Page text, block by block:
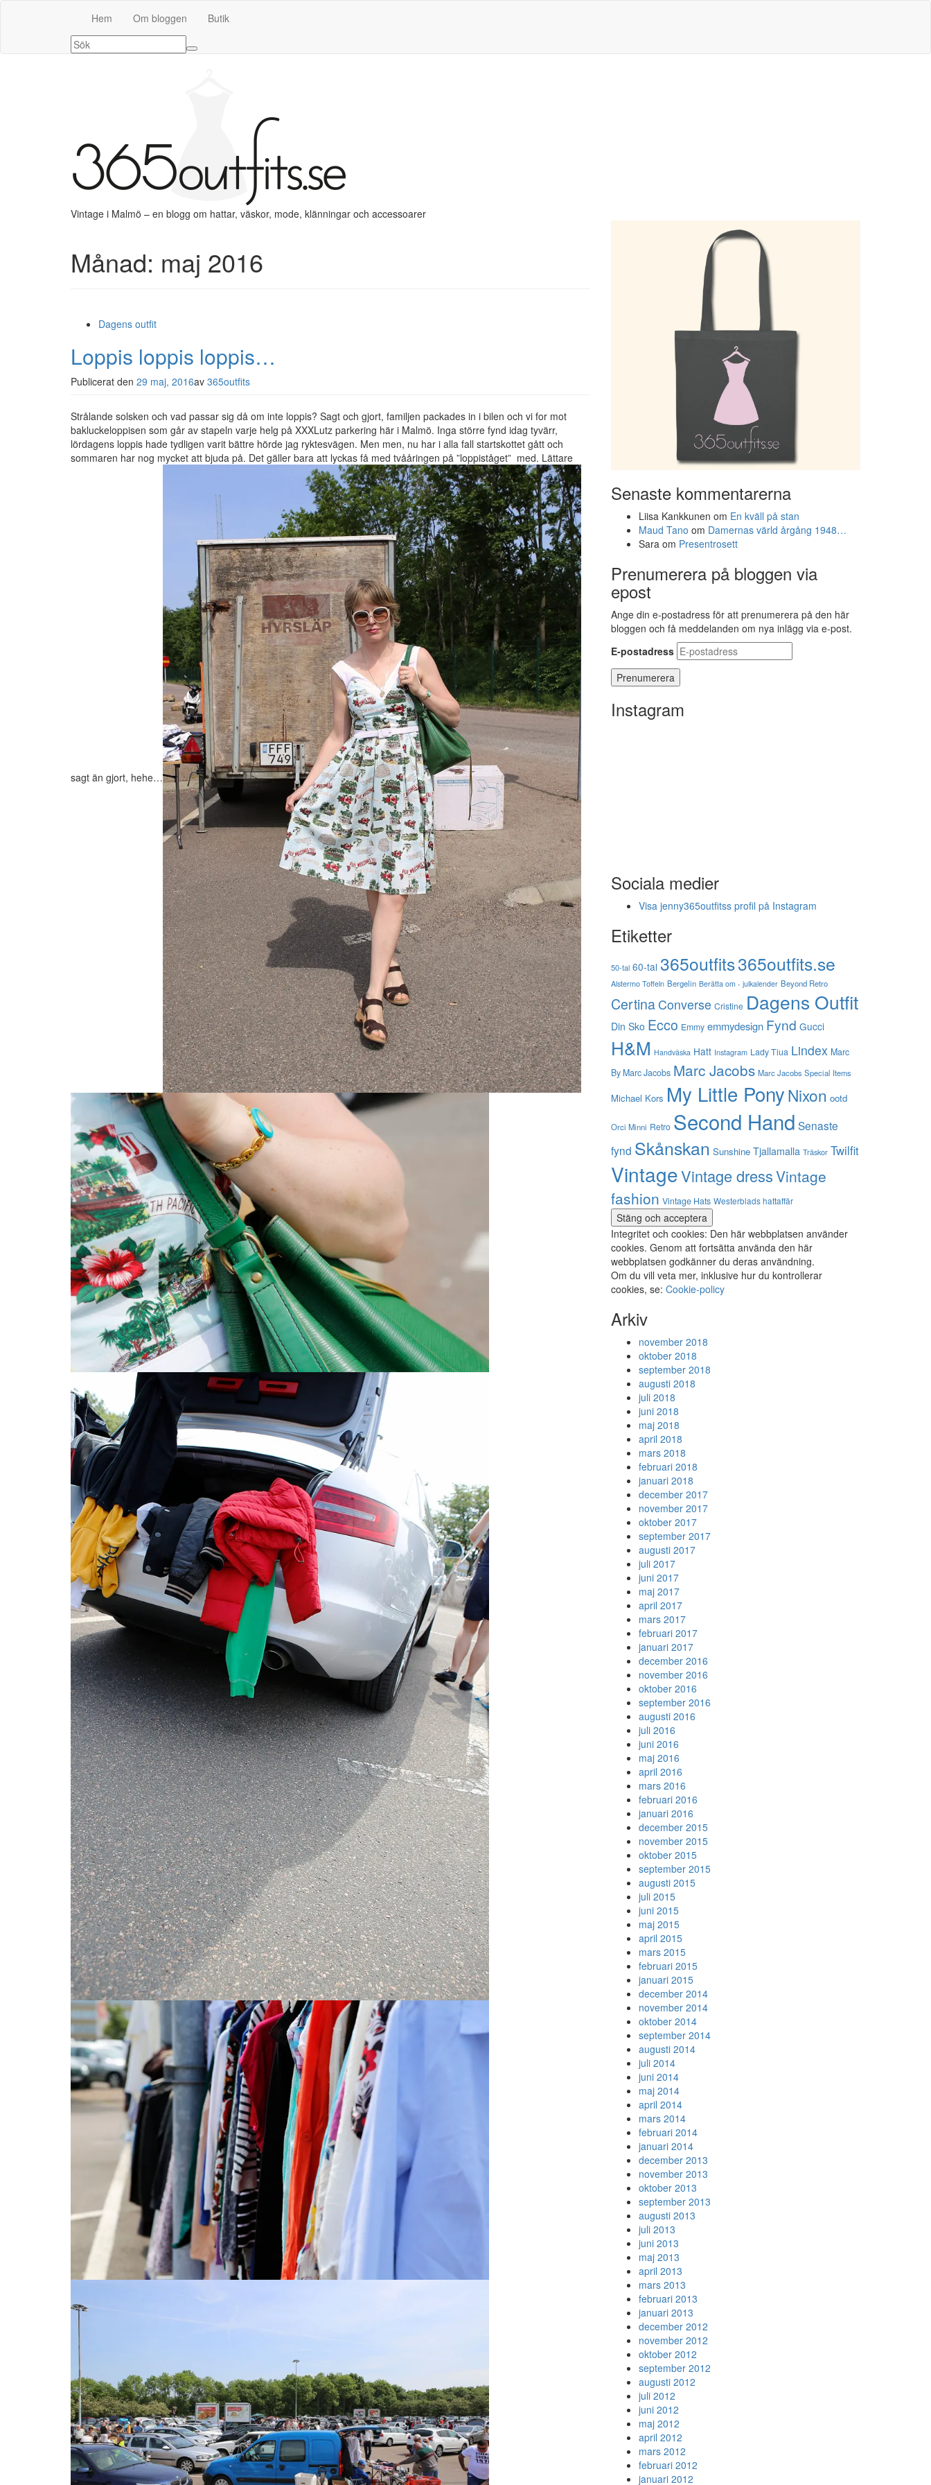
Hem Om bloggen Butik
Vintage i Malmö – en blogg om hattar, väskor, mode, klänningar och accessoarer
Månad: maj 2016
Dagens outfit
Loppis loppis loppis…
Publicerat den 29 maj, 2016av 365outfits
Strålande solsken och vad passar sig då om inte loppis? Sagt och gjort, familjen packades in i bilen och vi for mot
bakluckeloppisen som går av stapeln varje helg på XXXLutz parkering här i Malmö. Inga större fynd idag tyvärr,
lördagens loppis hade tydligen varit bättre hörde jag ryktesvägen. Men men, nu har i alla fall startskottet gått och
sommaren har nog mycket att bjuda på. Det gäller bara att lyckas få med tvååringen på ”loppiståget” med. Lättare
sagt än gjort, hehe…
Senaste kommentarerna
Liisa Kankkunen om En kväll på stan
Maud Tano om Damernas värld årgång 1948…
Sara om Presentrosett
Prenumerera på bloggen via
epost
Ange din e-postadress för att prenumerera på den här
bloggen och få meddelanden om nya inlägg via e-post.
E-postadress
Instagram
Sociala medier
Visa jenny365outfitss profil på Instagram
Etiketter
50-tal 60-tal 365outfits365outfits.se
Alstermo Toffeln Bergelin Berätta om - julkalender Beyond Retro
CertinaConverse Cristine Dagens Outfit
Din Sko Ecco Emmy emmydesign Fynd Gucci
H&M Handväska Hatt Instagram Lady Tiua Lindex Marc
By Marc Jacobs Marc Jacobs Marc Jacobs Special Items
Michael Kors My Little PonyNixon ootd
Orci Minni Retro Second Hand Senaste
fynd Skånskan Sunshine Tjallamalla Träskor Twilfit
VintageVintage dressVintage
fashion Vintage Hats Westerblads hattaffär
Integritet och cookies: Den här webbplatsen använder
cookies. Genom att fortsätta använda den här
webbplatsen godkänner du deras användning.
Om du vill veta mer, inklusive hur du kontrollerar
cookies, se: Cookie-policy
Arkiv
november 2018
oktober 2018
september 2018
augusti 2018
juli 2018
juni 2018
maj 2018
april 2018
mars 2018
februari 2018
januari 2018
december 2017
november 2017
oktober 2017
september 2017
augusti 2017
juli 2017
juni 2017
maj 2017
april 2017
mars 2017
februari 2017
januari 2017
december 2016
november 2016
oktober 2016
september 2016
augusti 2016
juli 2016
juni 2016
maj 2016
april 2016
mars 2016
februari 2016
januari 2016
december 2015
november 2015
oktober 2015
september 2015
augusti 2015
juli 2015
juni 2015
maj 2015
april 2015
mars 2015
februari 2015
januari 2015
december 2014
november 2014
oktober 2014
september 2014
augusti 2014
juli 2014
juni 2014
maj 2014
april 2014
mars 2014
februari 2014
januari 2014
december 2013
november 2013
oktober 2013
september 2013
augusti 2013
juli 2013
juni 2013
maj 2013
april 2013
mars 2013
februari 2013
januari 2013
december 2012
november 2012
oktober 2012
september 2012
augusti 2012
juli 2012
juni 2012
maj 2012
april 2012
mars 2012
februari 2012
januari 2012